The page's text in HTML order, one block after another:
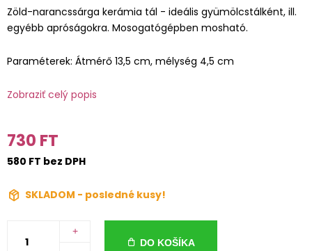
Zöld-narancssárga kerámia tál - ideális gyümölcstálként, ill.
egyébb apróságokra. Mosogatógépben mosható.
Paraméterek: Átmérő 13,5 cm, mélység 4,5 cm
Zobraziť celý popis
730 FT
580 FT bez DPH
SKLADOM - posledné kusy!
+
DO KOŠÍKA